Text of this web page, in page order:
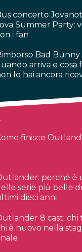
concerto
Summer Party:
i fan
Bad Bunny
arriva e cosa
lo hai ancora
finisce
perché è
serie più belle
dieci anni
8 cast: chi
è nuovo nella